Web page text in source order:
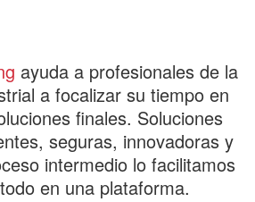
ayuda a profesionales de la
a focalizar su tiempo en
finales. Soluciones
seguras, innovadoras y
intermedio lo facilitamos
en una plataforma.